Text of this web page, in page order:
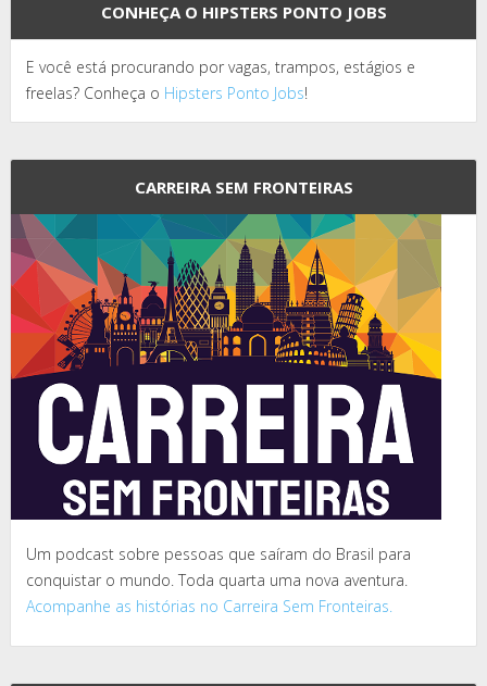
CONHEÇA O HIPSTERS PONTO JOBS
E você está procurando por vagas, trampos, estágios e
freelas? Conheça o Hipsters Ponto Jobs!
CARREIRA SEM FRONTEIRAS
Um podcast sobre pessoas que saíram do Brasil para
conquistar o mundo. Toda quarta uma nova aventura.
Acompanhe as histórias no Carreira Sem Fronteiras.